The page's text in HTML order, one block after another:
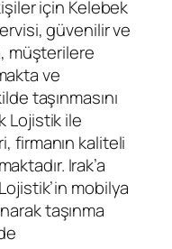
için Kelebek
güvenilir ve
müşterilere
ve
taşınmasını
Lojistik ile
firmanın kaliteli
Irak’a
mobilya
taşınma